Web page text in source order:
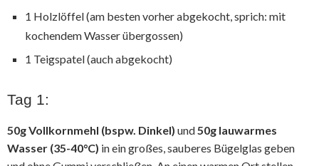
1 Holzlöffel (am besten vorher abgekocht, sprich: mit
kochendem Wasser übergossen)
1 Teigspatel (auch abgekocht)
Tag 1:
50g Vollkornmehl (bspw. Dinkel) und50g lauwarmes
Wasser (35-40°C) in ein großes, sauberes Bügelglas geben